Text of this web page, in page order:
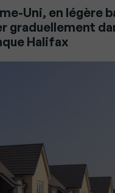
Uni, en légère
graduellement
Halifax